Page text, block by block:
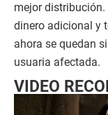
mejor
dinero adicional y
ahora se quedan
usuaria afectada.
VIDEO